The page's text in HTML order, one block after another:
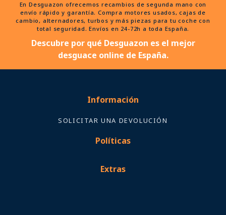
En Desguazon ofrecemos recambios de segunda mano con
envío rápido y garantía. Compra motores usados, cajas de
cambio, alternadores, turbos y más piezas para tu coche con
total seguridad. Envíos en 24-72h a toda España.
Descubre por qué Desguazon es el mejor
desguace online de España.
Información
SOLICITAR UNA DEVOLUCIÓN
Políticas
Extras